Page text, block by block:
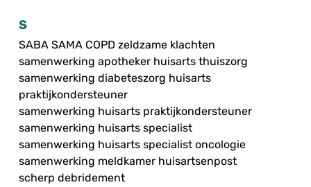
S
SABA SAMA COPD zeldzame klachten
samenwerking apotheker huisarts thuiszorg
samenwerking diabeteszorg huisarts
praktijkondersteuner
samenwerking huisarts praktijkondersteuner
samenwerking huisarts specialist
samenwerking huisarts specialist oncologie
samenwerking meldkamer huisartsenpost
scherp debridement